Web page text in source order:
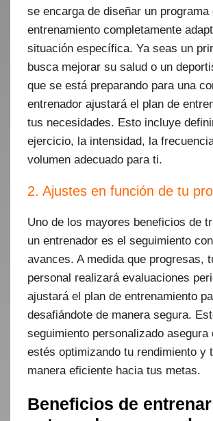
se encarga de diseñar un programa
entrenamiento completamente
situación específica. Ya seas un
busca mejorar su salud o un
que se está preparando para una
entrenador ajustará el plan de
tus necesidades. Esto incluye
ejercicio, la intensidad, la
volumen adecuado para ti.
2. Ajustes en función de tu
Uno de los mayores beneficios de
un entrenador es el seguimiento
avances. A medida que progresas,
personal realizará evaluaciones
ajustará el plan de entrenamiento
desafiándote de manera segura.
seguimiento personalizado asegura
estés optimizando tu rendimiento y
manera eficiente hacia tus metas.
Beneficios de